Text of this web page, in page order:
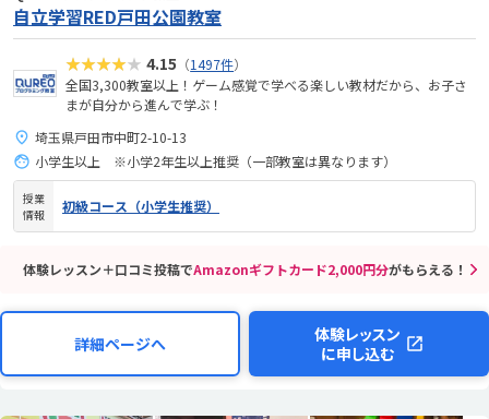
自立学習RED戸田公園教室
★★★★★ 4.15 （1497件）
全国3,300教室以上！ゲーム感覚で学べる楽しい教材だから、お子さ
まが自分から進んで学ぶ！
埼玉県戸田市中町2-10-13
小学生以上 ※小学2年生以上推奨（一部教室は異なります）
授業
情報
初級コース（小学生推奨）
体験レッスン＋口コミ投稿でAmazonギフトカード2,000円分がもらえる！
詳細ページへ
体験レッスン
に申し込む